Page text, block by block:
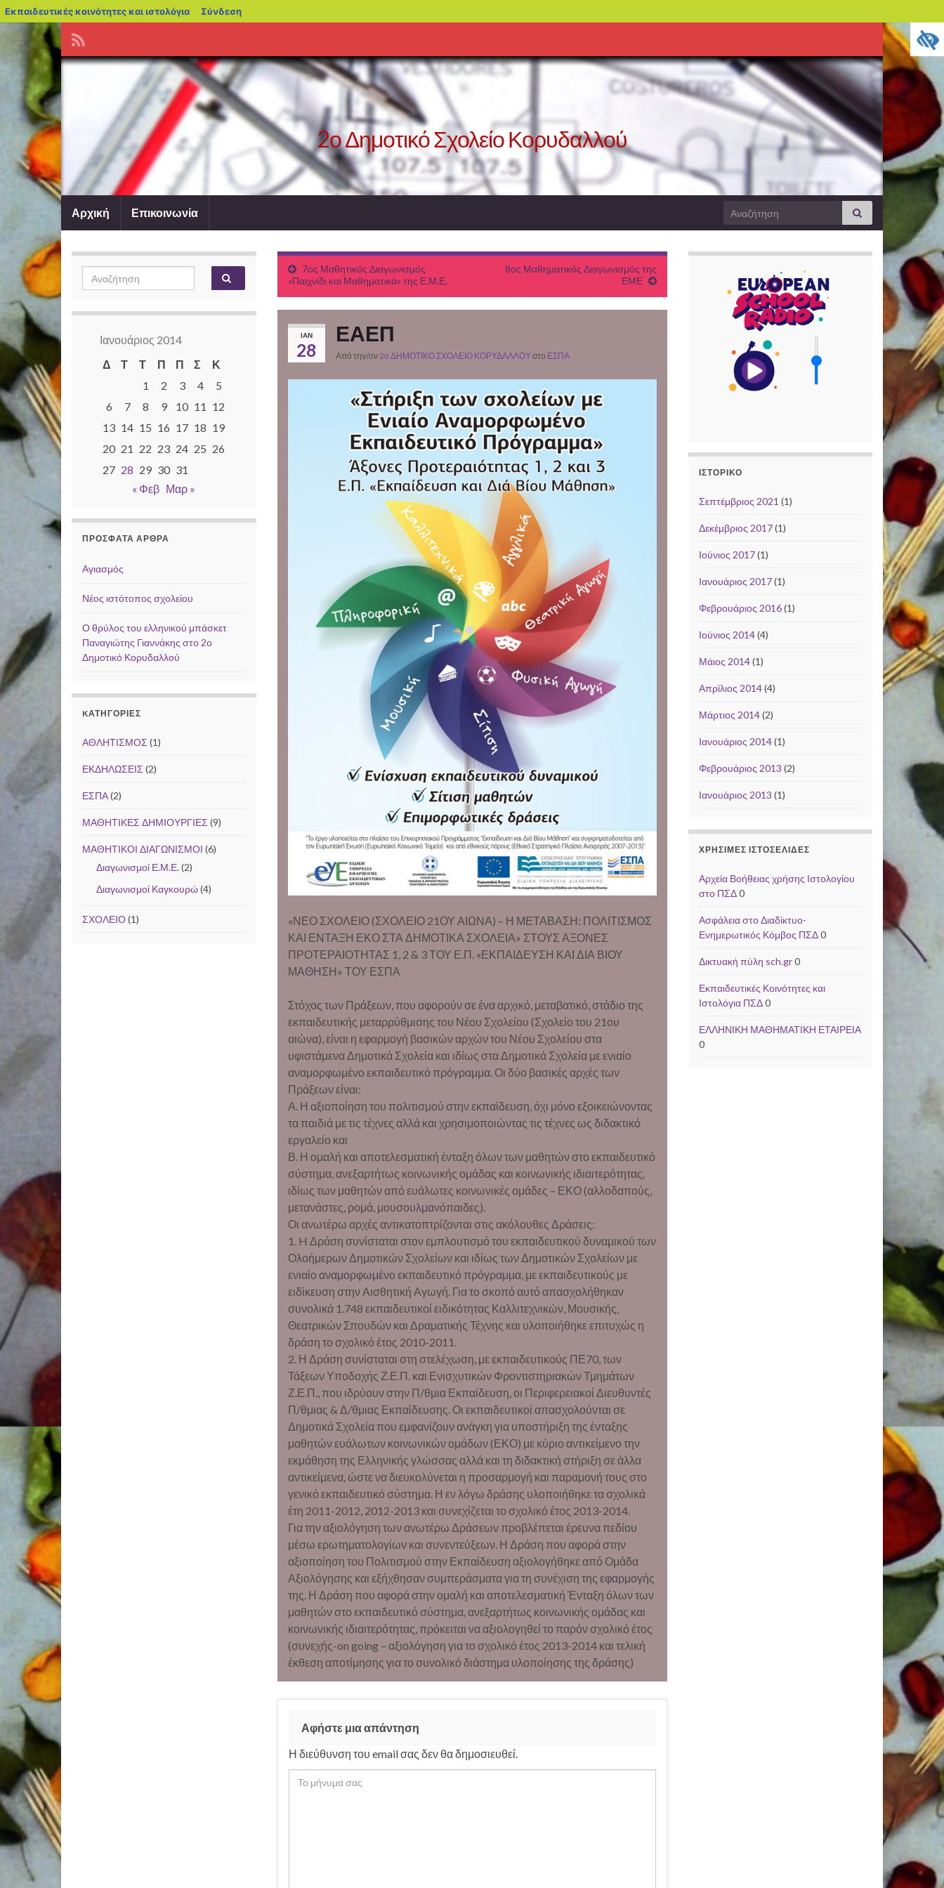
Εκπαιδευτικές κοινότητες και ιστολόγια blogs.sch.gr
Σύνδεση
2ο Δημοτικό Σχολείο Κορυδαλλού
Αρχική Επικοινωνία
Search
7ος Μαθητικός Διαγωνισμός
«Παιχνίδι και Μαθηματικά» της Ε.Μ.Ε.
8ος Μαθηματικός Διαγωνισμός της
ΕΜΕ
ΙΑΝ
28
ΕΑΕΠ
Από την/ον2ο ΔΗΜΟΤΙΚΟ ΣΧΟΛΕΙΟ ΚΟΡΥΔΑΛΛΟΥστο ΕΣΠΑ
«ΝΕΟ ΣΧΟΛΕΙΟ (ΣΧΟΛΕΙΟ 21ΟΥ ΑΙΩΝΑ) – Η ΜΕΤΑΒΑΣΗ: ΠΟΛΙΤΙΣΜΟΣ
ΚΑΙ ΕΝΤΑΞΗ ΕΚΟ ΣΤΑ ΔΗΜΟΤΙΚΑ ΣΧΟΛΕΙΑ» ΣΤΟΥΣ ΑΞΟΝΕΣ
ΠΡΟΤΕΡΑΙΟΤΗΤΑΣ 1, 2 & 3 ΤΟΥ Ε.Π. «ΕΚΠΑΙΔΕΥΣΗ ΚΑΙ ΔΙΑ ΒΙΟΥ
ΜΑΘΗΣΗ» ΤΟΥ ΕΣΠΑ
Στόχος των Πράξεων, που αφορούν σε ένα αρχικό, μεταβατικό, στάδιο της
εκπαιδευτικής μεταρρύθμισης του Νέου Σχολείου (Σχολείο του 21ου
αιώνα), είναι η εφαρμογή βασικών αρχών του Νέου Σχολείου στα
υφιστάμενα Δημοτικά Σχολεία και ιδίως στα Δημοτικά Σχολεία με ενιαίο
αναμορφωμένο εκπαιδευτικό πρόγραμμα. Οι δύο βασικές αρχές των
Πράξεων είναι:
Α. Η αξιοποίηση του πολιτισμού στην εκπαίδευση, όχι μόνο εξοικειώνοντας
τα παιδιά με τις τέχνες αλλά και χρησιμοποιώντας τις τέχνες ως διδακτικό
εργαλείο και
Β. Η ομαλή και αποτελεσματική ένταξη όλων των μαθητών στο εκπαιδευτικό
σύστημα, ανεξαρτήτως κοινωνικής ομάδας και κοινωνικής ιδιαιτερότητας,
ιδίως των μαθητών από ευάλωτες κοινωνικές ομάδες – ΕΚΟ (αλλοδαπούς,
μετανάστες, ρομά, μουσουλμανόπαιδες).
Οι ανωτέρω αρχές αντικατοπτρίζονται στις ακόλουθες Δράσεις:
1. H Δράση συνίσταται στον εμπλουτισμό του εκπαιδευτικού δυναμικού των
Ολοήμερων Δημοτικών Σχολείων και ιδίως των Δημοτικών Σχολείων με
ενιαίο αναμορφωμένο εκπαιδευτικό πρόγραμμα, με εκπαιδευτικούς με
ειδίκευση στην Αισθητική Αγωγή. Για το σκοπό αυτό απασχολήθηκαν
συνολικά 1.748 εκπαιδευτικοί ειδικότητας Καλλιτεχνικών, Μουσικής,
Θεατρικών Σπουδών και Δραματικής Τέχνης και υλοποιήθηκε επιτυχώς η
δράση το σχολικό έτος 2010-2011.
2. Η Δράση συνίσταται στη στελέχωση, με εκπαιδευτικούς ΠΕ70, των
Τάξεων Υποδοχής Ζ.Ε.Π. και Ενισχυτικών Φροντιστηριακών Τμημάτων
Ζ.Ε.Π., που ιδρύουν στην Π/θμια Εκπαίδευση, οι Περιφερειακοί Διευθυντές
Π/θμιας & Δ/θμιας Εκπαίδευσης. Οι εκπαιδευτικοί απασχολούνται σε
Δημοτικά Σχολεία που εμφανίζουν ανάγκη για υποστήριξη της ένταξης
μαθητών ευάλωτων κοινωνικών ομάδων (ΕΚΟ) με κύριο αντικείμενο την
εκμάθηση της Ελληνικής γλώσσας αλλά και τη διδακτική στήριξη σε άλλα
αντικείμενα, ώστε να διευκολύνεται η προσαρμογή και παραμονή τους στο
γενικό εκπαιδευτικό σύστημα. Η εν λόγω δράσης υλοποιήθηκε τα σχολικά
έτη 2011-2012, 2012-2013 και συνεχίζεται το σχολικό έτος 2013-2014.
Για την αξιολόγηση των ανωτέρω Δράσεων προβλέπεται έρευνα πεδίου
μέσω ερωτηματολογίων και συνεντεύξεων. Η Δράση που αφορά στην
αξιοποίηση του Πολιτισμού στην Εκπαίδευση αξιολογήθηκε από Ομάδα
Αξιολόγησης και εξήχθησαν συμπεράσματα για τη συνέχιση της εφαρμογής
της. Η Δράση που αφορά στην ομαλή και αποτελεσματική Ένταξη όλων των
μαθητών στο εκπαιδευτικό σύστημα, ανεξαρτήτως κοινωνικής ομάδας και
κοινωνικής ιδιαιτερότητας, πρόκειται να αξιολογηθεί το παρόν σχολικό έτος
(συνεχής-on going – αξιολόγηση για το σχολικό έτος 2013-2014 και τελική
έκθεση αποτίμησης για το συνολικό διάστημα υλοποίησης της δράσης)
Αφήστε μια απάντηση
Η διεύθυνση του email σας δεν θα δημοσιευθεί.
Search
for:
Ιανουάριος 2014
Δ
Τ Τ Π Π Σ
Κ
1
2 3 4
5
6
7 8 9 10 11 12
13 14 15 16 17 18 19
20 21 22 23 24 25 26
27 28 29 30 31
« Φεβ Μαρ »
ΠΡΌΣΦΑΤΑ ΆΡΘΡΑ
Αγιασμός
Νέος ιστότοπος σχολείου
Ο θρύλος του ελληνικού μπάσκετ
Παναγιώτης Γιαννάκης στο 2ο
Δημοτικό Κορυδαλλού
KΑΤΗΓΟΡΊΕΣ
ΑΘΛΗΤΙΣΜΟΣ (1)
ΕΚΔΗΛΩΣΕΙΣ (2)
ΕΣΠΑ(2)
ΜΑΘΗΤΙΚΕΣ ΔΗΜΙΟΥΡΓΙΕΣ (9)
ΜΑΘΗΤΙΚΟΙ ΔΙΑΓΩΝΙΣΜΟΙ (6)
Διαγωνισμοί Ε.Μ.Ε.(2)
Διαγωνισμοί Καγκουρώ(4)
ΣΧΟΛΕΙΟ(1)
ΙΣΤΟΡΙΚΌ
Σεπτέμβριος 2021 (1)
Δεκέμβριος 2017(1)
Ιούνιος 2017(1)
Ιανουάριος 2017(1)
Φεβρουάριος 2016(1)
Ιούνιος 2014(4)
Μάιος 2014(1)
Απρίλιος 2014(4)
Μάρτιος 2014(2)
Ιανουάριος 2014(1)
Φεβρουάριος 2013 (2)
Ιανουάριος 2013 (1)
ΧΡΉΣΙΜΕΣ ΙΣΤΟΣΕΛΊΔΕΣ
Αρχεία Βοήθειας χρήσης Ιστολογίου
στο ΠΣΔ0
Ασφάλεια στο Διαδίκτυο-
Ενημερωτικός Κόμβος ΠΣΔ0
Δικτυακή πύλη sch.gr0
Εκπαιδευτικές Κοινότητες και
Ιστολόγια ΠΣΔ0
ΕΛΛΗΝΙΚΗ ΜΑΘΗΜΑΤΙΚΗ ΕΤΑΙΡΕΙΑ
0